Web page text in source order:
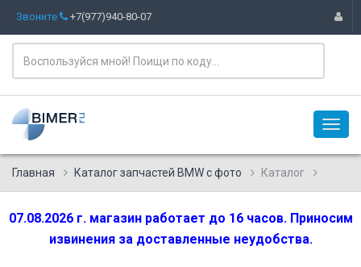
Звоните +7(977)940-80-07
Главная Каталог запчастей BMW с фото Каталог
07.08.2026 г. магазин работает до 16 часов. Приносим
извинения за доставленные неудобства.